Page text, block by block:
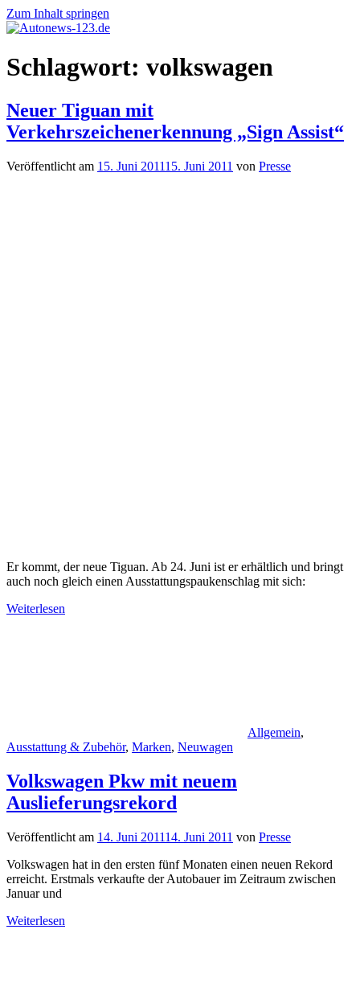
Zum Inhalt springen
Autonews-
123.de
Autonews
mit
Schlagwort: volkswagen
Neuer Tiguan mit
Verkehrszeichenerkennung „Sign Assist“
Veröffentlicht am 15. Juni 201115. Juni 2011 von Presse
Er kommt, der neue Tiguan. Ab 24. Juni ist er erhältlich und bringt
auch noch gleich einen Ausstattungspaukenschlag mit sich:
Weiterlesen
Allgemein,
Ausstattung & Zubehör, Marken, Neuwagen
Volkswagen Pkw mit neuem
Auslieferungsrekord
Veröffentlicht am 14. Juni 201114. Juni 2011 von Presse
Volkswagen hat in den ersten fünf Monaten einen neuen Rekord
erreicht. Erstmals verkaufte der Autobauer im Zeitraum zwischen
Januar und
Weiterlesen